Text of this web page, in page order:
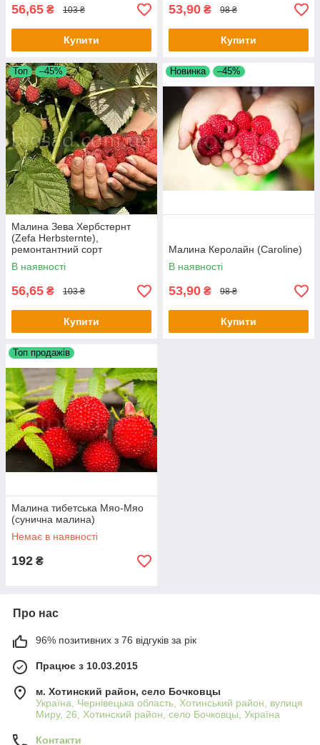
56,65 ₴ 103 ₴
Купити
53,90 ₴ 98 ₴
Купити
Топ –45%
Малина Зева Хербстернт
(Zefa Herbsternte),
ремонтантний сорт
В наявності
56,65 ₴ 103 ₴
Купити
Новинка –45%
Малина Керолайн (Caroline)
В наявності
53,90 ₴ 98 ₴
Купити
Топ продажів
Малина тибетська Мяо-Мяо
(сунична малина)
Немає в наявності
192 ₴
Про нас
96% позитивних з 76 відгуків за рік
Працює з 10.03.2015
м. Хотинский район, село Бочковцы
Україна, Чернівецька область, Хотинський район, вулиця
Миру, 26, Хотинский район, село Бочковцы, Україна
Контакти